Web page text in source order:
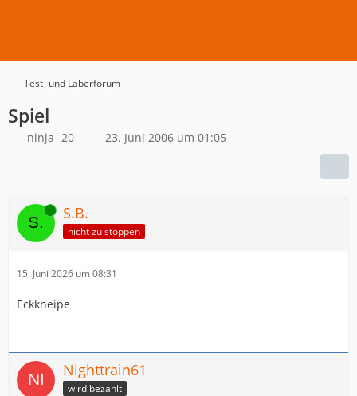
Test- und Laberforum
Spiel
ninja -20- 23. Juni 2006 um 01:05
Online S.B.
nicht zu stoppen
15. Juni 2026 um 08:31
Eckkneipe
Nighttrain61
wird bezahlt